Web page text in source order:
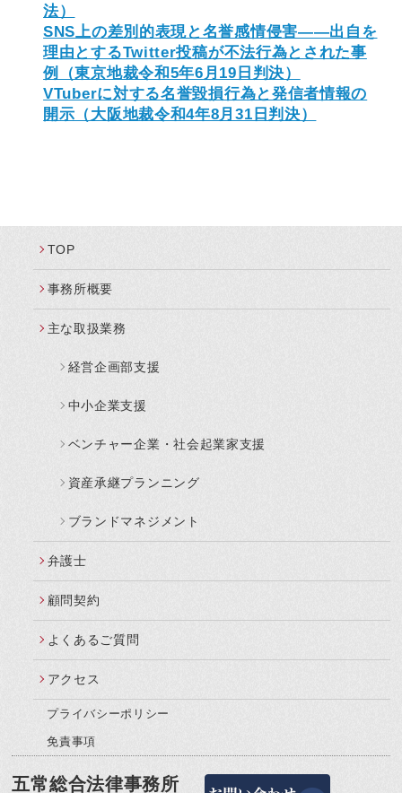
法）
SNS上の差別的表現と名誉感情侵害——出自を
理由とするTwitter投稿が不法行為とされた事
例（東京地裁令和5年6月19日判決）
VTuberに対する名誉毀損行為と発信者情報の
開示（大阪地裁令和4年8月31日判決）
TOP
事務所概要
主な取扱業務
経営企画部支援
中小企業支援
ベンチャー企業・社会起業家支援
資産承継プランニング
ブランドマネジメント
弁護士
顧問契約
よくあるご質問
アクセス
プライバシーポリシー
免責事項
五常総合法律事務所